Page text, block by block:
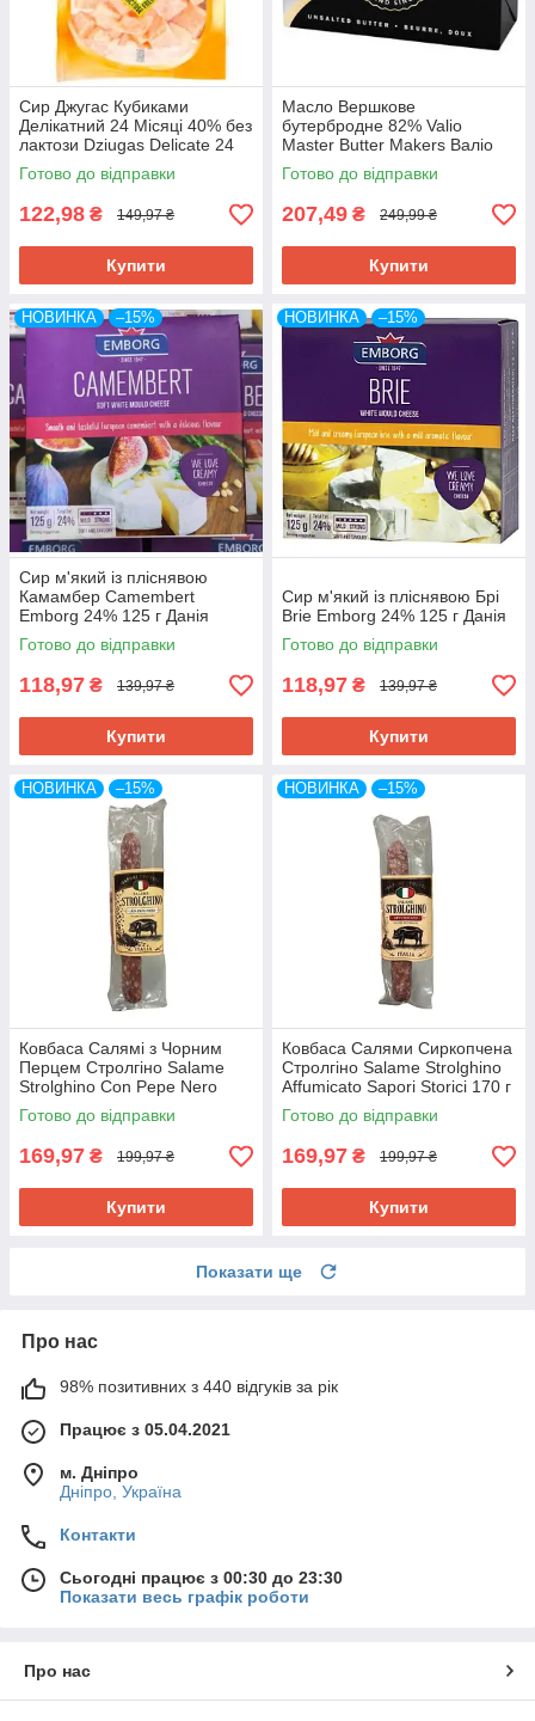
Сир Джугас Кубиками
Делікатний 24 Місяці 40% без
лактози Dziugas Delicate 24
Mounth 100 г Литва
Готово до відправки
122,98 ₴ 149,97 ₴
Купити
Масло Вершкове
бутербродне 82% Valio
Master Butter Makers Валіо
200 г Фінляндія
Готово до відправки
207,49 ₴ 249,99 ₴
Купити
НОВИНКА –15%
Сир м'який із пліснявою
Камамбер Camembert
Emborg 24% 125 г Данія
Готово до відправки
118,97 ₴ 139,97 ₴
Купити
НОВИНКА –15%
Сир м'який із пліснявою Брі
Brie Emborg 24% 125 г Данія
Готово до відправки
118,97 ₴ 139,97 ₴
Купити
НОВИНКА –15%
Ковбаса Салямі з Чорним
Перцем Стролгіно Salame
Strolghino Сon Pepe Nero
Sapori Storici 170 г Італія
Готово до відправки
169,97 ₴ 199,97 ₴
Купити
НОВИНКА –15%
Ковбаса Салями Сиркопчена
Стролгіно Salame Strolghino
Affumicato Sapori Storici 170 г
Італія
Готово до відправки
169,97 ₴ 199,97 ₴
Купити
Показати ще
Про нас
98% позитивних з 440 відгуків за рік
Працює з 05.04.2021
м. Дніпро
Дніпро, Україна
Контакти
Сьогодні працює з 00:30 до 23:30
Показати весь графік роботи
Про нас